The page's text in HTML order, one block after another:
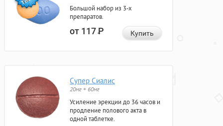
Большой набор из 3-х
препаратов.
от 117Р Купить
Супер Сиалис
20мг + 60мг
Усиление эрекции до 36 часов и
продление полового акта в
одной таблетке.